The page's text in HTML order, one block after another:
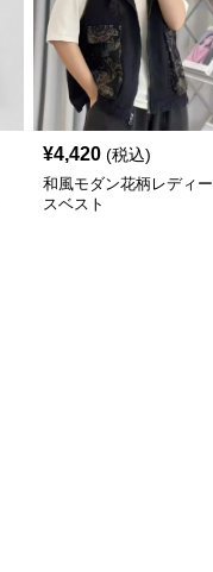
¥4,420 (税込)
和風モダン花柄レディー
スベスト